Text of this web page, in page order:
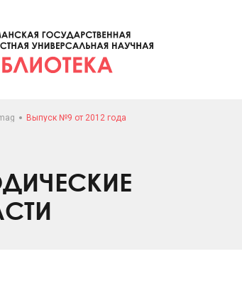
Выпуск №9 от 2012 года